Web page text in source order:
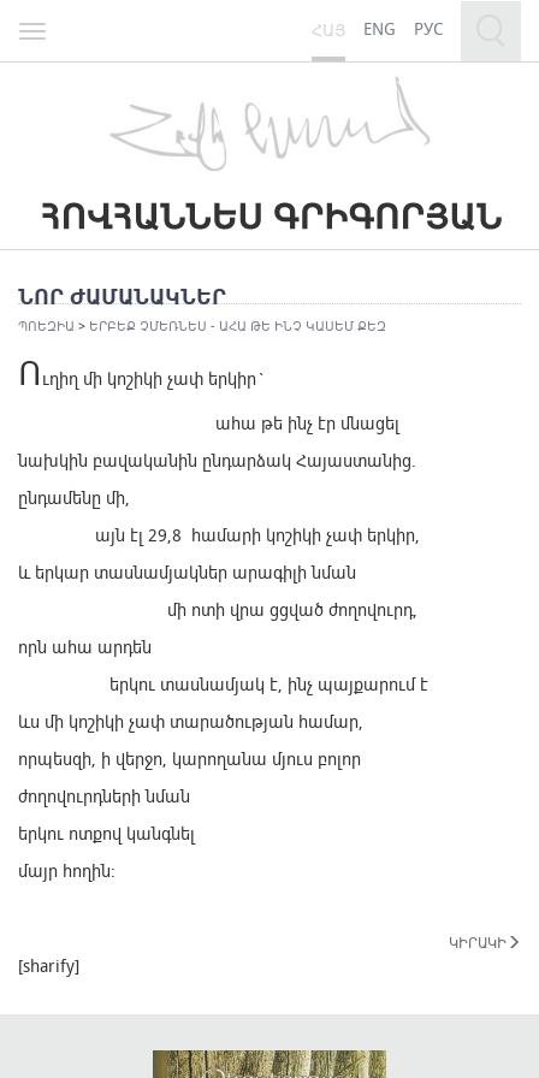
Toggle
navigation
ՀԱՅ ENG РУС
ՆՈՐ ԺԱՄԱՆԱԿՆԵՐ
ՊՈԵԶԻԱ > ԵՐԲԵՔ ՉՄԵՌՆԵՍ - ԱՀԱ ԹԵ ԻՆՉ ԿԱՍԵՄ ՔԵԶ
Ո ւղիղ մի կոշիկի չափ երկիր`
ահա թե ինչ էր մնացել
նախկին բավականին ընդարձակ Հայաստանից.
ընդամենը մի,
այն էլ 29,8 համարի կոշիկի չափ երկիր,
և երկար տասնամյակներ արագիլի նման
մի ոտի վրա ցցված ժողովուրդ,
որն ահա արդեն
երկու տասնամյակ է, ինչ պայքարում է
ևս մի կոշիկի չափ տարածության համար,
որպեսզի, ի վերջո, կարողանա մյուս բոլոր
ժողովուրդների նման
երկու ոտքով կանգնել
մայր հողին:
ԿԻՐԱԿԻ
[sharify]